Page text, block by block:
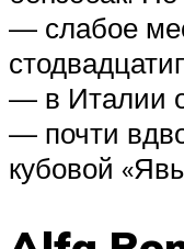
— слабое
— в Италии
— почти
кубовой